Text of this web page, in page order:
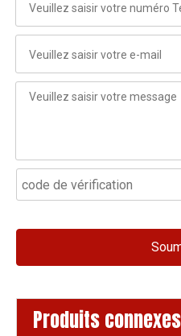
Produits connexes